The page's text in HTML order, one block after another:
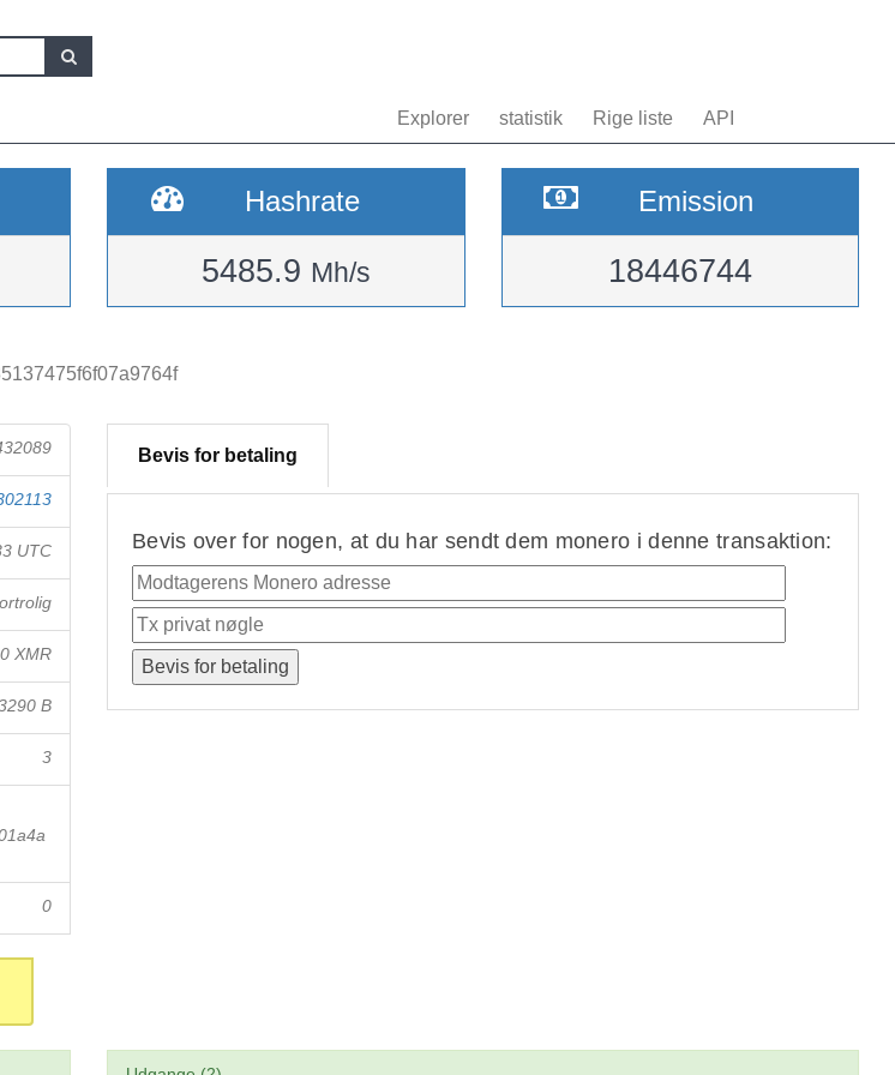
Explorer statistik Rige liste API
Hashrate
5485.9 Mh/s
Emission
18446744
UTC
XMR
B
3
0
Bevis for betaling
Bevis over for nogen, at du har sendt dem monero i denne transaktion: